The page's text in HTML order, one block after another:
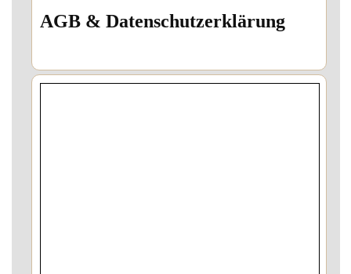
AGB & Datenschutzerklärung